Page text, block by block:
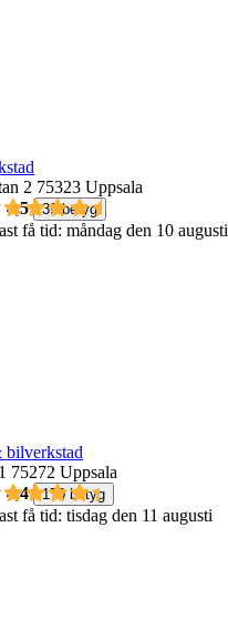
2 75323 Uppsala
4,5
39 betyg
få tid: måndag den 10 augusti
bilverkstad
75272 Uppsala
4,4
170 betyg
få tid: tisdag den 11 augusti